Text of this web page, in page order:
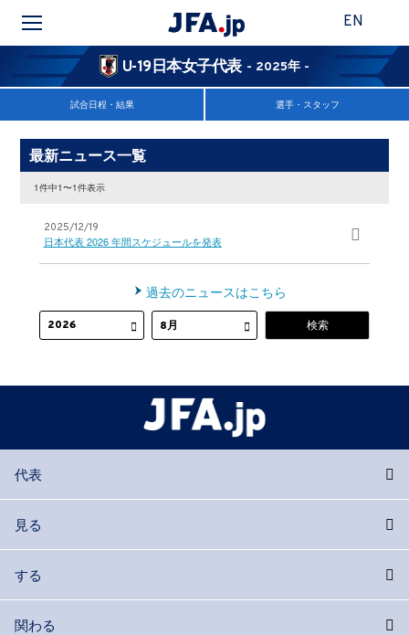
EN
U-19日本女子代表 - 2025年 -
試合日程・結果 選手・スタッフ
最新ニュース一覧
1件中1〜1件表示
2025/12/19
日本代表 2026 年間スケジュールを発表
過去のニュースはこちら
代表
見る
する
関わる